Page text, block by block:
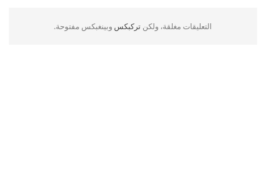
التعليقات مغلقة، ولكن تركبكس وبينغبكس مفتوحة.